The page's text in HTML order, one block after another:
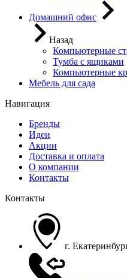
Домашний офис
Назад
Компьютерные
Тумба с ящиками
Компьютерные
Мебель для сада
Навигация
Бренды
Идеи
Акции
Доставка и оплата
О компании
Контакты
Контакты
г.